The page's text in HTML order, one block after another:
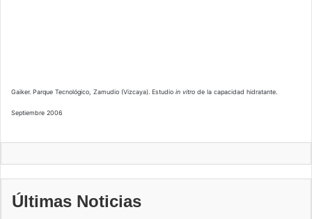
Gaiker. Parque Tecnológico, Zamudio (Vizcaya). Estudio in vitro de la capacidad hidratante.
Septiembre 2006
Últimas Noticias